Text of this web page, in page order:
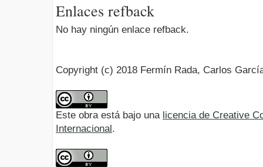
Enlaces refback
No hay ningún enlace refback.
Copyright (c) 2018 Fermín Rada, Carlos
Este obra está bajo una licencia de Creative
Internacional.